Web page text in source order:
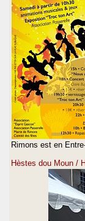
Rimons est en
Hèstes dou Moun /